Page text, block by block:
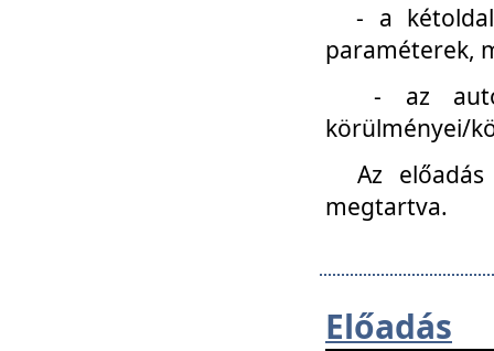
- a kétoldali
paraméterek,
- az
körülményei/
Az
megtartva.
Előadás